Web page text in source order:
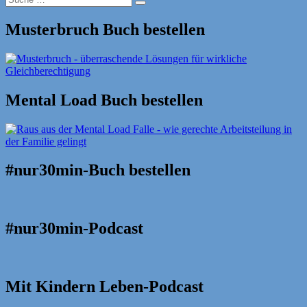
nach:
Suche
Musterbruch Buch bestellen
Mental Load Buch bestellen
#nur30min-Buch bestellen
#nur30min-Podcast
Mit Kindern Leben-Podcast